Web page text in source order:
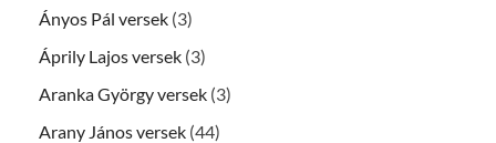
Ányos Pál versek (3)
Áprily Lajos versek (3)
Aranka György versek (3)
Arany János versek (44)